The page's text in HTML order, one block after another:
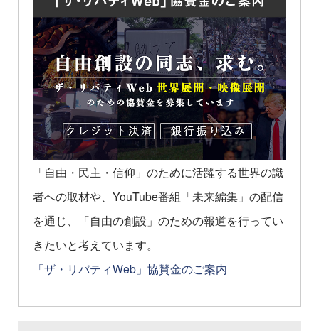
「自由・民主・信仰」のために活躍する世界の識
者への取材や、YouTube番組「未来編集」の配信
を通じ、「自由の創設」のための報道を行ってい
きたいと考えています。
「ザ・リバティWeb」協賛金のご案内